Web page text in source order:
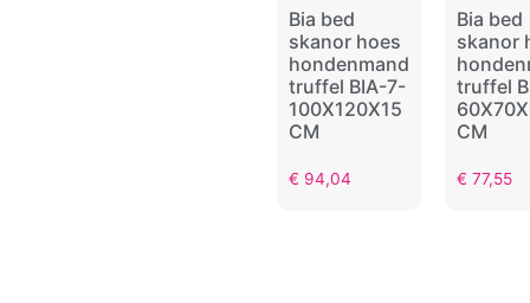
Bia bed
skanor hoes
hondenmand
truffel BIA-7-
100X120X15
CM
€ 94,04
Bia bed
skanor
truffel
CM
€ 77,55